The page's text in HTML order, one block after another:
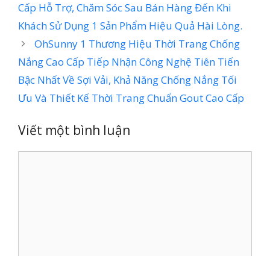
Cấp Hỗ Trợ, Chăm Sóc Sau Bán Hàng Đến Khi
Khách Sử Dụng 1 Sản Phẩm Hiệu Quả Hài Lòng.
OhSunny 1 Thương Hiệu Thời Trang Chống
Nắng Cao Cấp Tiếp Nhận Công Nghệ Tiên Tiến
Bậc Nhất Về Sợi Vải, Khả Năng Chống Nắng Tối
Ưu Và Thiết Kế Thời Trang Chuẩn Gout Cao Cấp
Viết một bình luận